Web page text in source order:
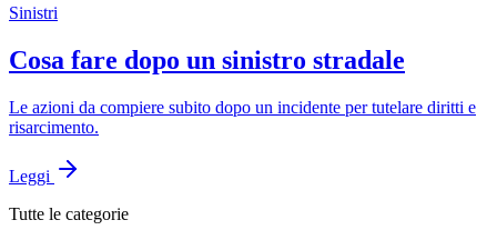
Sinistri
Cosa fare dopo un sinistro stradale
Le azioni da compiere subito dopo un incidente per tutelare diritti e
risarcimento.
Leggi
Tutte le categorie